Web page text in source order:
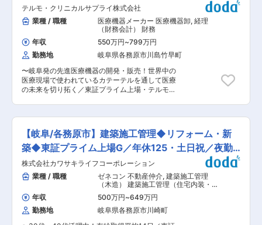
け、将来的には会社経営を支えるポジションを目
指せます。 ■組織構成： ・50代の部長（男性）
以下4名体制で業務を行っています。30代課長
（男性）、50代係長（女性）、50代メンバー
（女性） ※経験豊富なメンバーが揃っており、で
きることから徐々に業務をお任せします。 ■就業
環境： ・残業は月10時間程度。平均有給取得日
数12.1日、休日出勤はありません。 ■当社につい
て バス用シートで国内トップクラスのシェアを誇
るほか、強化プラスチック（FRP）を活用し、新
幅広い製品を手掛けています。 さらに、観覧車や
スキー場のゴンドラ、風力発電設備、国立天文台
人々の暮らしを支える“社会インフラ”に強みを持
つ企業グループです。 変更の範囲：会社の定める
業務
トに運営しています。 ■当社の魅力 【残業原則
無し】 13:30始業で事務仕事を行って頂き、生徒
が滞在する時間は18時〜21時10分までになってお
り、定時を過ぎることはほとんどございません。
教材を中心にした個別学習塾であるため資料作成
などはなく、集客の案内の作成は本部が担当する
ため各校舎での担当はございません。 【評価制
度】 塾長の中にも3段階のグレードがあり、その
先にマネージャー、エリアマネージャー、統括マ
ネージャーとキャリアが築けます。昇格するにつ
れ様々な手当が支給され、頑張った分だけ手当と
長として、以下の校舎運営をお任せします。 ・大
学生講師のマネジメント ・生徒の学習指導／進路
相談 ・保護者の対応、授業カリキュラム作成など
■業務詳細： 正社員の方は各校舎に1,2名在籍
し、運営業務8割、教育業務2割で担当して頂きま
す。 生徒が来られる13:30-18:00までは事務仕事
を行うことが可能となっております。 ■入社後の
流れ： 入社後、本社で明青ゼミナールのカリキュ
ラムや指導・運営方法について学んでいただきま
す。半年〜1年間、現場社員の方のもとにつき、
テルモ・クリニカルサプライ株式会社
業種 / 職種
医療機器メーカー 医療機器卸, 経理
（財務会計） 財務
年収
550万円~799万円
勤務地
岐阜県各務原市川島竹早町
〜岐阜発の先進医療機器の開発・販売！世界中の
医療現場で使われているカテーテルを通して医療
の未来を切り拓く／東証プライム上場・テルモ
（課長）として、親会社向け（テルモ）の連結決
算・事業計画策定・財務・管理会計・内部統制に
関わる業務をお任せします。 ・決算業務（月次／
四半期／年次の決算）、決算書類の作成や監査法
人への対応 ・管理会計（予実管理、原価管理）
・内部統制に関わる業務 ・経営会議や取締役会に
向けての経営分析や業績報告 ・部下のマネジメン
ト及び育成 ■働きやすさ ・四半期決算があるた
め、3か月に1回ペースで繁忙期がございます。ま
た給与担当は年末調整の時期にも忙しくなりま
す。出社して対応することが多いですが、業務設
計を立てて自宅でできる業務はリモートワークで
【岐阜/各務原市】建築施工管理◆リフォーム・新
築◆東証プライム上場G／年休125・土日祝／夜勤
無
株式会社カワサキライフコーポレーション
業種 / 職種
ゼネコン 不動産仲介, 建築施工管理
（木造） 建築施工管理（住宅内装・リ
フォーム・インテリア）
年収 500万円~649万円
勤務地
岐阜県各務原市川崎町